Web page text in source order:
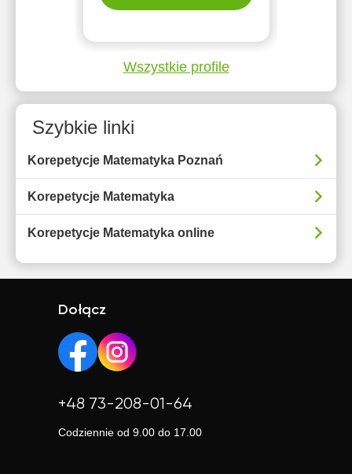
Wszystkie profile
Szybkie linki
Korepetycje Matematyka Poznań
Korepetycje Matematyka
Korepetycje Matematyka online
Dołącz
+48 73-208-01-64
Codziennie od 9.00 do 17.00